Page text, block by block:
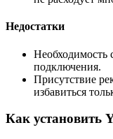
Недостатки
Необходимость
подключения.
Присутствие
избавиться
Как установить